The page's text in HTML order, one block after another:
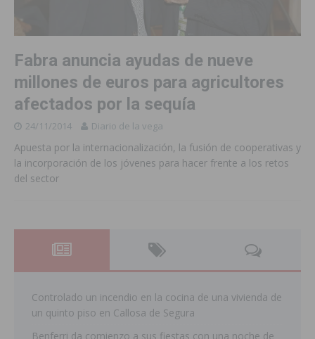
Fabra anuncia ayudas de nueve
millones de euros para agricultores
afectados por la sequía
24/11/2014 Diario de la vega
Apuesta por la internacionalización, la fusión de cooperativas y
la incorporación de los jóvenes para hacer frente a los retos
del sector
Controlado un incendio en la cocina de una vivienda de
un quinto piso en Callosa de Segura
Benferri da comienzo a sus fiestas con una noche de